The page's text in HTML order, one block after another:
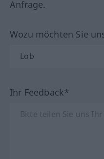
Anfrage.
Wozu möchten Sie
Ihr Feedback*